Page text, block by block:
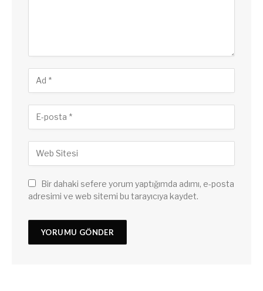
Bir dahaki sefere yorum yaptığımda adımı, e-posta
adresimi ve web sitemi bu tarayıcıya kaydet.